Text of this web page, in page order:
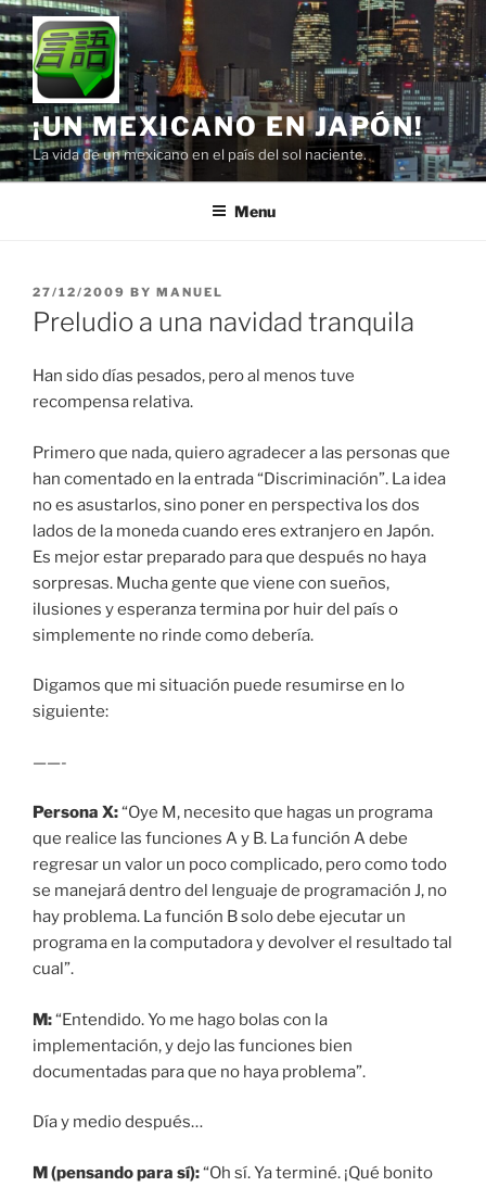
Skip
to
content
¡UN MEXICANO EN JAPÓN!
La vida de un mexicano en el país del sol naciente.
Menu
POSTED
ON
27/12/2009 BY MANUEL
Preludio a una navidad tranquila
Han sido días pesados, pero al menos tuve
recompensa relativa.
Primero que nada, quiero agradecer a las personas que
han comentado en la entrada “Discriminación”. La idea
no es asustarlos, sino poner en perspectiva los dos
lados de la moneda cuando eres extranjero en Japón.
Es mejor estar preparado para que después no haya
sorpresas. Mucha gente que viene con sueños,
ilusiones y esperanza termina por huir del país o
simplemente no rinde como debería.
Digamos que mi situación puede resumirse en lo
siguiente:
——-
Persona X:“Oye M, necesito que hagas un programa
que realice las funciones A y B. La función A debe
regresar un valor un poco complicado, pero como todo
se manejará dentro del lenguaje de programación J, no
hay problema. La función B solo debe ejecutar un
programa en la computadora y devolver el resultado tal
cual”.
M:“Entendido. Yo me hago bolas con la
implementación, y dejo las funciones bien
documentadas para que no haya problema”.
Día y medio después…
M (pensando para sí):“Oh sí. Ya terminé. ¡Qué bonito